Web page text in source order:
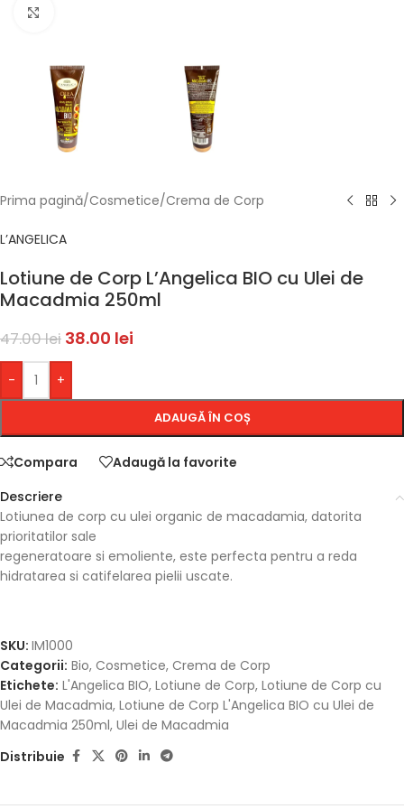
Prima pagină/Cosmetice/Crema de Corp
L’ANGELICA
Lotiune de Corp L’Angelica BIO cu Ulei de
Macadmia 250ml
47.00lei 38.00 lei
- +
ADAUGĂ ÎN COȘ
Compara
Adaugă la favorite
Descriere
Lotiunea de corp cu ulei organic de macadamia, datorita
prioritatilor sale
regeneratoare si emoliente, este perfecta pentru a reda
hidratarea si catifelarea pielii uscate.
SKU: IM1000
Categorii: Bio, Cosmetice, Crema de Corp
Etichete: L'Angelica BIO, Lotiune de Corp, Lotiune de Corp cu
Ulei de Macadmia, Lotiune de Corp L'Angelica BIO cu Ulei de
Macadmia 250ml, Ulei de Macadmia
Distribuie